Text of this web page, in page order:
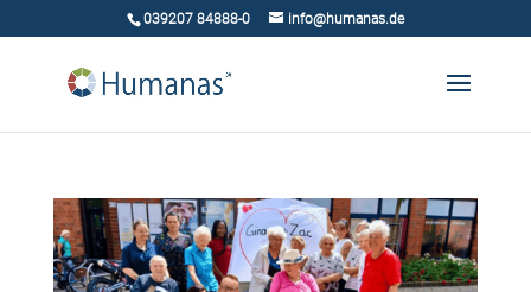
039207 84888-0 info@humanas.de